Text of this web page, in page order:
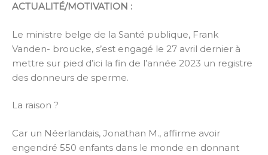
ACTUALITÉ/MOTIVATION :
Le ministre belge de la Santé publique, Frank
Vanden- broucke, s’est engagé le 27 avril dernier à
mettre sur pied d’ici la fin de l’année 2023 un registre
des donneurs de sperme.
La raison ?
Car un Néerlandais, Jonathan M., affirme avoir
engendré 550 enfants dans le monde en donnant